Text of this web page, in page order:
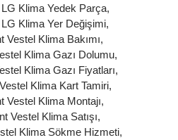
Klima Yedek Parça,
Klima Yer Değişimi,
Vestel Klima Bakımı,
Klima Gazı Dolumu,
Klima Gazı Fiyatları,
Klima Kart Tamiri,
Vestel Klima Montajı,
Vestel Klima Satışı,
Klima Sökme Hizmeti,